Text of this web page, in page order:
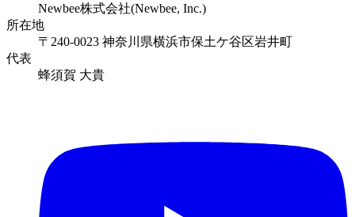
Newbee株式会社(Newbee, Inc.)
所在地
〒240-0023 神奈川県横浜市保土ケ谷区岩井町
代表
蜂須賀 大貴